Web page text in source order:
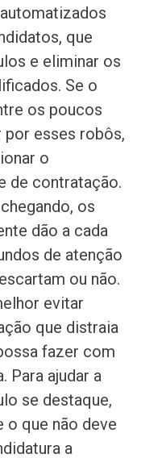
que
e eliminar os
Se o
os poucos
por esses robôs,
o
de contratação.
os
dão a cada
de atenção
ou não.
evitar
que distraia
fazer com
Para ajudar a
se destaque,
o que não deve
a